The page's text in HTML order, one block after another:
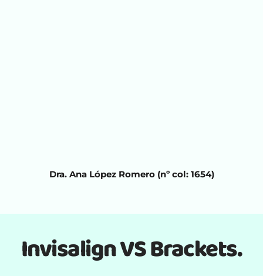
Dra. Ana López Romero (nº col: 1654)
Invisalign VS Brackets.